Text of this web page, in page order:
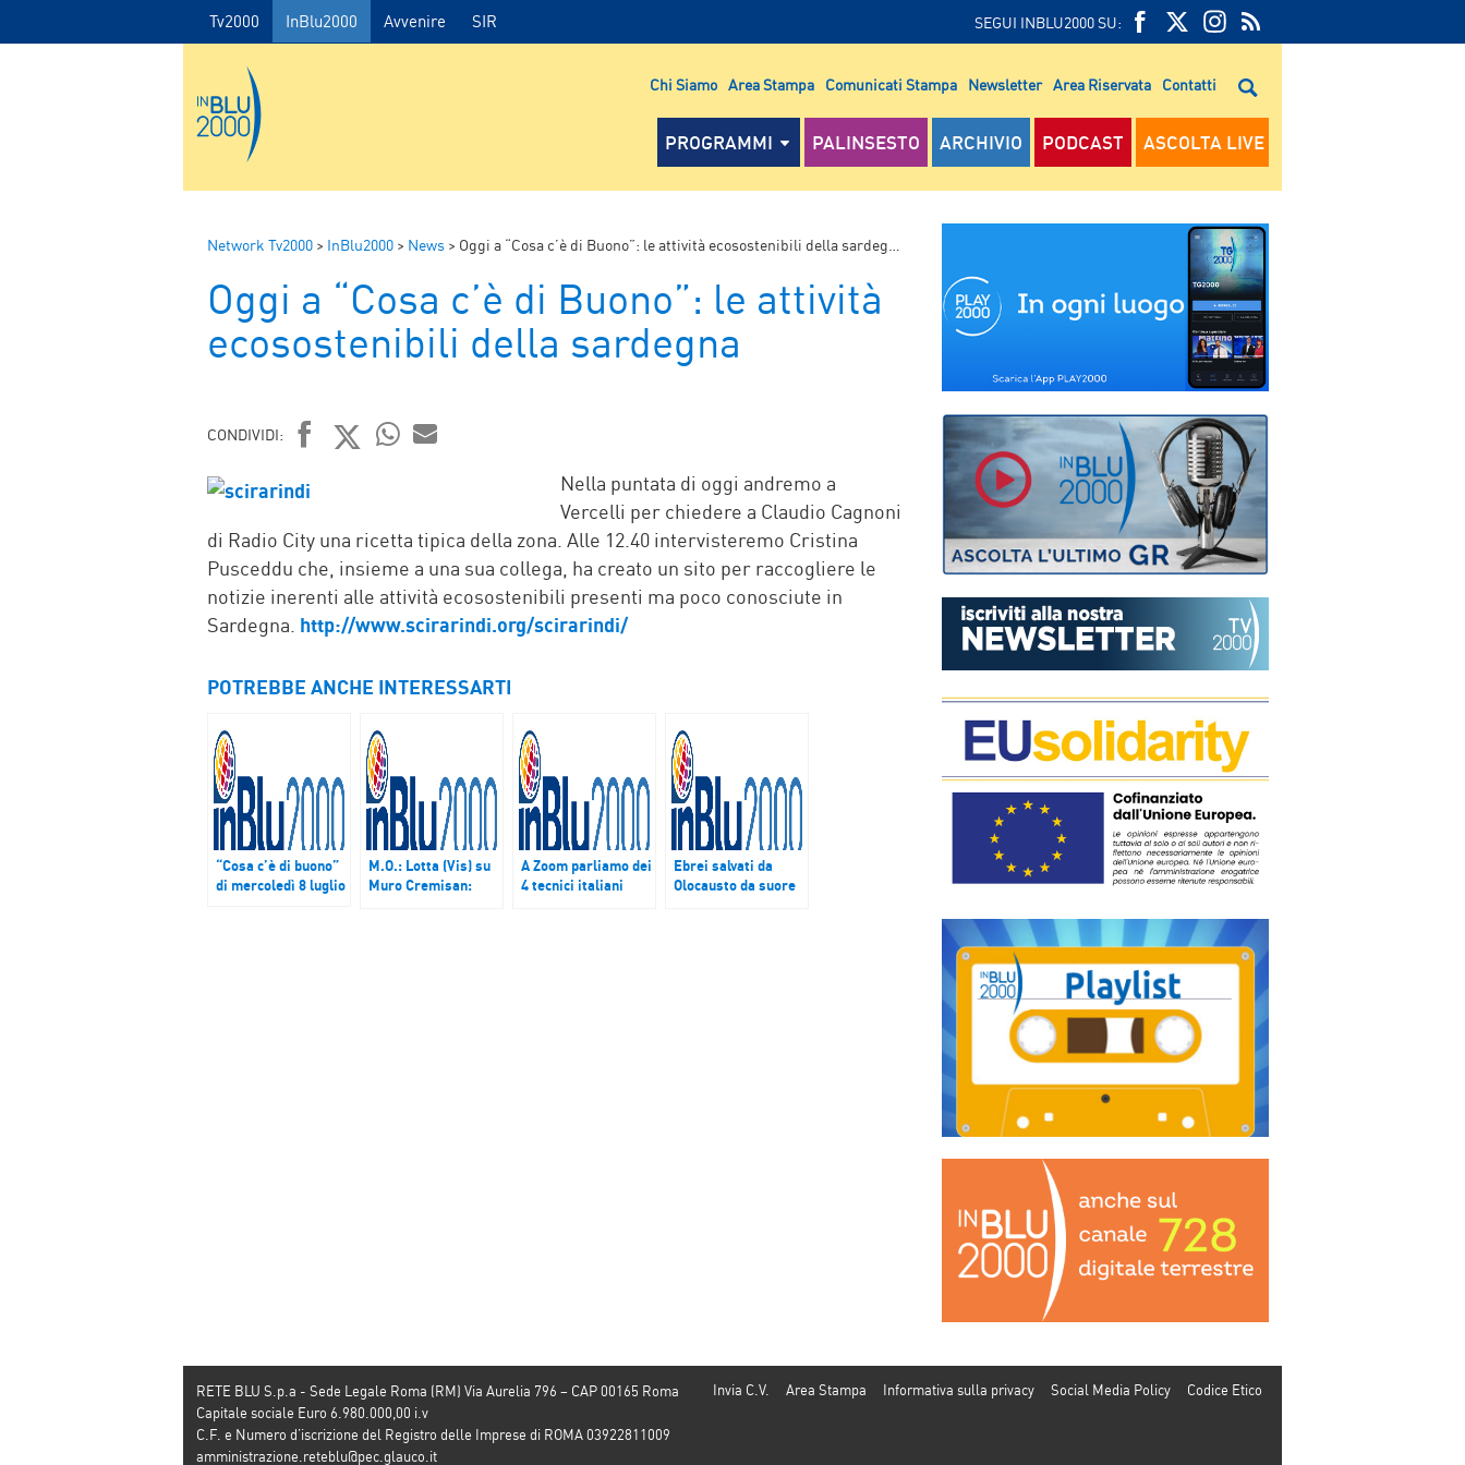
Tv2000 InBlu2000 Avvenire SIR SEGUI INBLU2000 SU:
FEED
RSS
RSS
Chi Siamo Area Stampa Comunicati Stampa Newsletter Area Riservata Contatti
PROGRAMMI PALINSESTO ARCHIVIO PODCAST ASCOLTA LIVE
Network Tv2000 > InBlu2000 > News > Oggi a “Cosa c’è di Buono”: le attività ecosostenibili della sardegna
Oggi a “Cosa c’è di Buono”: le attività
ecosostenibili della sardegna
CONDIVIDI:
FACEBOOK
Nella puntata di oggi andremo a
Vercelli per chiedere a Claudio Cagnoni
di Radio City una ricetta tipica della zona. Alle 12.40 intervisteremo Cristina
Pusceddu che, insieme a una sua collega, ha creato un sito per raccogliere le
notizie inerenti alle attività ecosostenibili presenti ma poco conosciute in
Sardegna. http://www.scirarindi.org/scirarindi/
POTREBBE ANCHE INTERESSARTI
“Cosa c’è di buono”
di mercoledì 8 luglio
M.O.: Lotta (Vis) su
Muro Cremisan:
A Zoom parliamo dei
4 tecnici italiani
Ebrei salvati da
Olocausto da suore
Invia C.V. Area Stampa Informativa sulla privacy Social Media Policy Codice Etico
RETE BLU S.p.a - Sede Legale Roma (RM) Via Aurelia 796 – CAP 00165 Roma
Capitale sociale Euro 6.980.000,00 i.v
C.F. e Numero d’iscrizione del Registro delle Imprese di ROMA 03922811009
amministrazione.reteblu@pec.glauco.it